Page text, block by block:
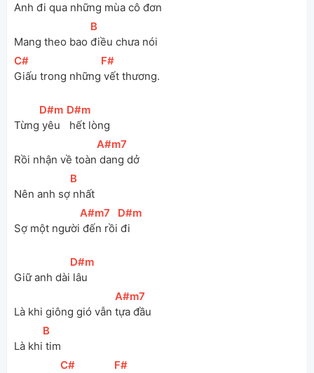
Anh đi qua những mùa cô đơn
Mang theo bao
[B
điều chưa nói
[
C#
Giấu trong những
[F#
vết thương.
Từng
[D#m ]
yêu
[D#m
hết lòng
Rồi nhận về toàn
[
A#m7
dang dở
Nên anh sợ
[B
nhất
Sợ một người
[
A#m7
đến rồi
[D#m
đi
Giữ anh dài
[D#m
lâu
Là khi giông gió vẫn
[
A#m7
tựa đầu
Là khi
[B
tim
[
C# [F#